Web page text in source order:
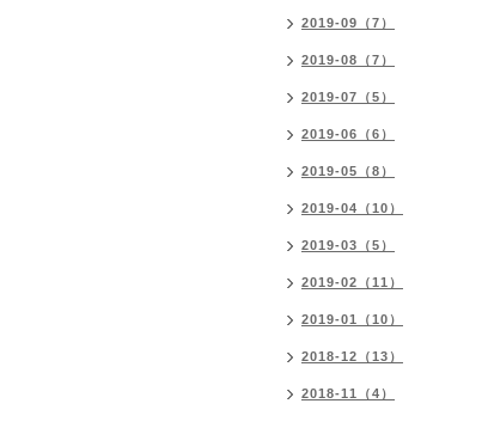
2019-09（7）
2019-08（7）
2019-07（5）
2019-06（6）
2019-05（8）
2019-04（10）
2019-03（5）
2019-02（11）
2019-01（10）
2018-12（13）
2018-11（4）